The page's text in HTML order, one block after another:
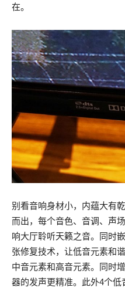
在。
别看音响身材小，内蕴大有
而出，每个音色、音调、声
响大厅聆听天籁之音。同时
张修复技术，让低音元素和
中音元素和高音元素。同时
器的发声更精准。此外4个低